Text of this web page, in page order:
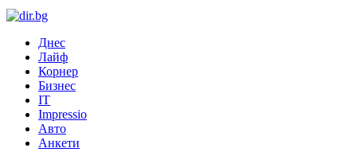
Днес
Лайф
Корнер
Бизнес
IT
Impressio
Авто
Анкети